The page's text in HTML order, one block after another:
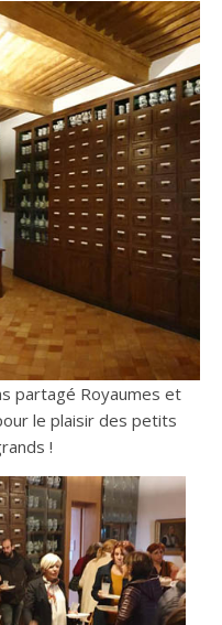
partagé Royaumes et
le plaisir des petits
!